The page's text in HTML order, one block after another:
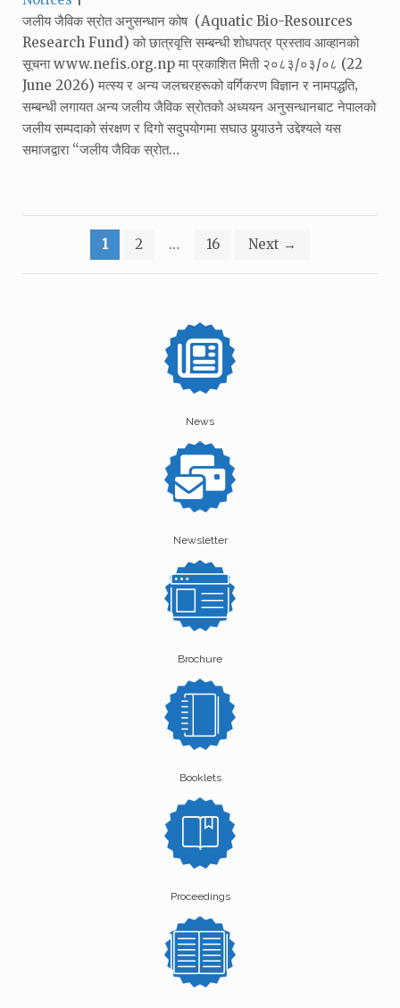
जलीय जैविक स्रोत अनुसन्धान कोष (Aquatic Bio-Resources
Research Fund) को छात्रवृत्ति सम्बन्धी शोधपत्र प्रस्ताव आव्हानको
सूचना www.nefis.org.np मा प्रकाशित मिती २०८३/०३/०८ (22
June 2026) मत्स्य र अन्य जलचरहरूको वर्गिकरण विज्ञान र नामपद्धति‚
सम्बन्धी लगायत अन्य जलीय जैविक स्रोतको अध्ययन अनुसन्धानबाट नेपालको
जलीय सम्पदाको संरक्षण र दिगो सदुपयोगमा सघाउ पुर्‍याउने उद्देश्यले यस
समाजद्वारा “जलीय जैविक स्रोत…
pagination
1 2 … 16 Next →
News
Newsletter
Brochure
Booklets
Proceedings